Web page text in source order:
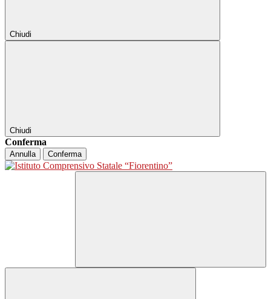
Chiudi
Chiudi
Conferma
Annulla Conferma